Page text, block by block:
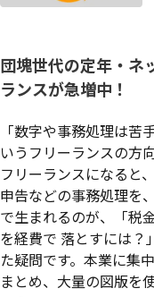
団塊世代の定年・ネ
ランスが急増中！
「数字や事務処理は
いうフリーランスの方
フリーランスになると
申告などの事務処理を
で生まれるのが、「税
を経費で 落とすには？
た疑問です。本業に集
まとめ、大量の図版を